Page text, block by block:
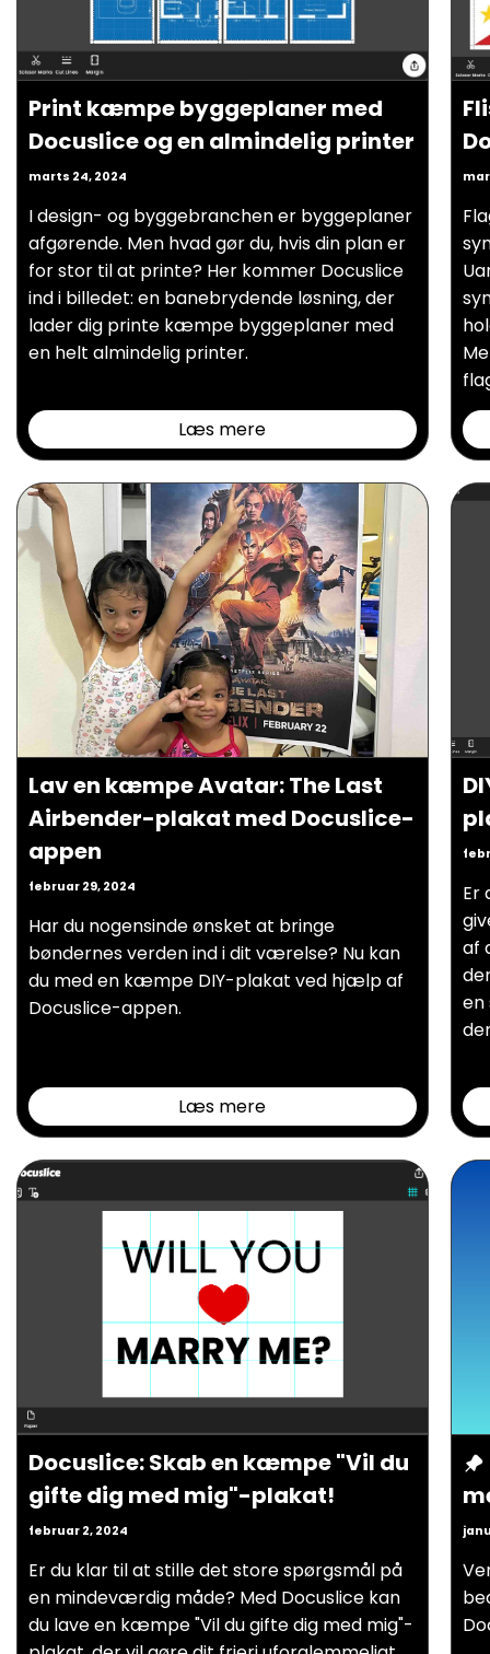
Print kæmpe byggeplaner med
Docuslice og en almindelig printer
marts 24, 2024
I design- og byggebranchen er byggeplaner
afgørende. Men hvad gør du, hvis din plan er
for stor til at printe? Her kommer Docuslice
ind i billedet: en banebrydende løsning, der
lader dig printe kæmpe byggeplaner med
en helt almindelig printer.
Læs mere
Lav en kæmpe Avatar: The Last
Airbender-plakat med Docuslice-
appen
februar 29, 2024
Har du nogensinde ønsket at bringe
bøndernes verden ind i dit værelse? Nu kan
du med en kæmpe DIY-plakat ved hjælp af
Docuslice-appen.
Læs mere
Er
af
en
Docuslice: Skab en kæmpe "Vil du
gifte dig med mig"-plakat!
februar 2, 2024
Er du klar til at stille det store spørgsmål på
en mindeværdig måde? Med Docuslice kan
du lave en kæmpe "Vil du gifte dig med mig"-